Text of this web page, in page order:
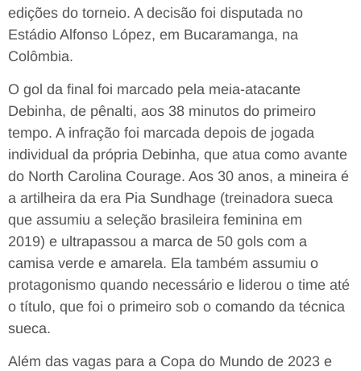
edições do torneio. A decisão foi disputada no
Estádio Alfonso López, em Bucaramanga, na
Colômbia.
O gol da final foi marcado pela meia-atacante
Debinha, de pênalti, aos 38 minutos do primeiro
tempo. A infração foi marcada depois de jogada
individual da própria Debinha, que atua como avante
do North Carolina Courage. Aos 30 anos, a mineira é
a artilheira da era Pia Sundhage (treinadora sueca
que assumiu a seleção brasileira feminina em
2019) e ultrapassou a marca de 50 gols com a
camisa verde e amarela. Ela também assumiu o
protagonismo quando necessário e liderou o time até
o título, que foi o primeiro sob o comando da técnica
sueca.
Além das vagas para a Copa do Mundo de 2023 e